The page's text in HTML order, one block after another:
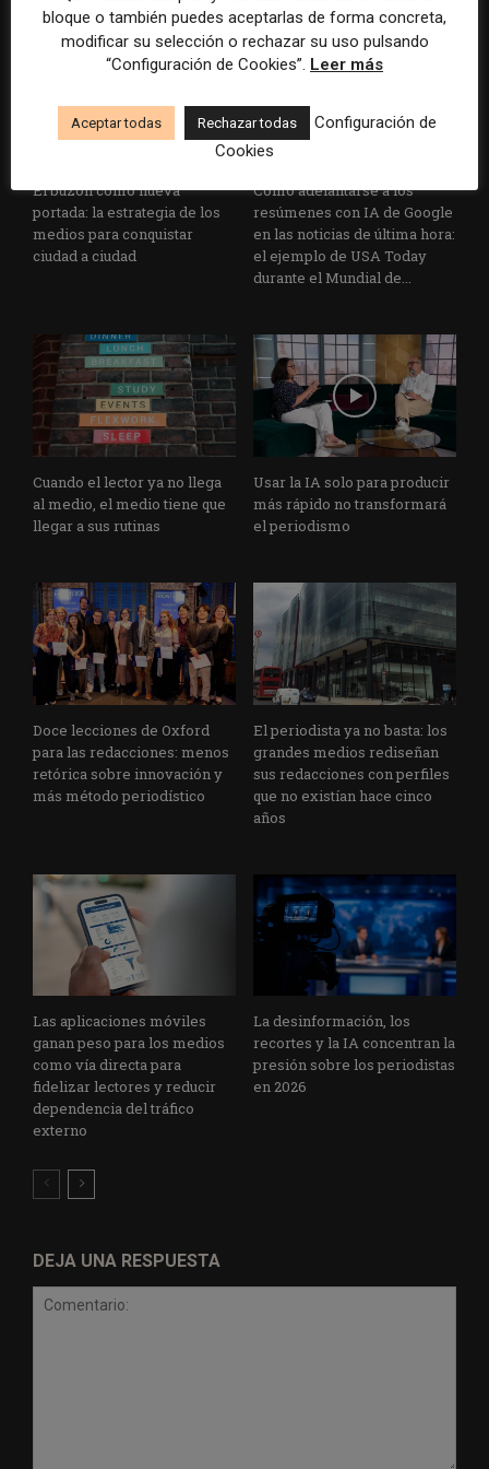
El buzón como nueva
portada: la estrategia de los
medios para conquistar
ciudad a ciudad
Cómo adelantarse a los
resúmenes con IA de Google
en las noticias de última hora:
el ejemplo de USA Today
durante el Mundial de...
Cuando el lector ya no llega
al medio, el medio tiene que
llegar a sus rutinas
Usar la IA solo para producir
más rápido no transformará
el periodismo
Doce lecciones de Oxford
para las redacciones: menos
retórica sobre innovación y
más método periodístico
El periodista ya no basta: los
grandes medios rediseñan
sus redacciones con perfiles
que no existían hace cinco
años
Las aplicaciones móviles
ganan peso para los medios
como vía directa para
fidelizar lectores y reducir
dependencia del tráfico
externo
La desinformación, los
recortes y la IA concentran la
presión sobre los periodistas
en 2026
DEJA UNA RESPUESTA
bloque o también puedes aceptarlas de forma concreta,
modificar su selección o rechazar su uso pulsando
“Configuración de Cookies”. Leer más
Aceptar todas Rechazar todas
Configuración de
Cookies